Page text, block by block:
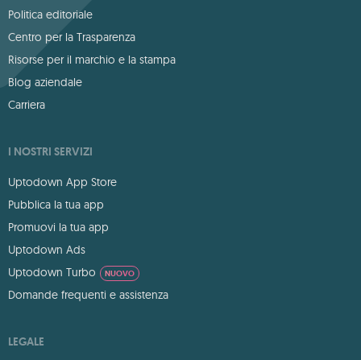
Politica editoriale
Centro per la Trasparenza
Risorse per il marchio e la stampa
Blog aziendale
Carriera
I NOSTRI SERVIZI
Uptodown App Store
Pubblica la tua app
Promuovi la tua app
Uptodown Ads
Uptodown Turbo
NUOVO
Domande frequenti e assistenza
LEGALE